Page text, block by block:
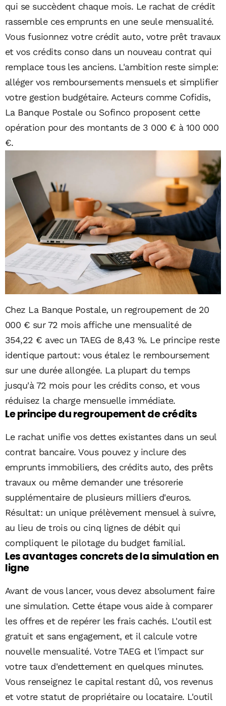
qui se succèdent chaque mois. Le rachat de crédit
rassemble ces emprunts en une seule mensualité.
Vous fusionnez votre crédit auto, votre prêt travaux
et vos crédits conso dans un nouveau contrat qui
remplace tous les anciens. L'ambition reste simple:
alléger vos remboursements mensuels et simplifier
votre gestion budgétaire. Acteurs comme Cofidis,
La Banque Postale ou Sofinco proposent cette
opération pour des montants de 3 000 € à 100 000
€.
Chez La Banque Postale, un regroupement de 20
000 € sur 72 mois affiche une mensualité de
354,22 € avec un TAEG de 8,43 %. Le principe reste
identique partout: vous étalez le remboursement
sur une durée allongée. La plupart du temps
jusqu'à 72 mois pour les crédits conso, et vous
réduisez la charge mensuelle immédiate.
Le principe du regroupement de crédits
Le rachat unifie vos dettes existantes dans un seul
contrat bancaire. Vous pouvez y inclure des
emprunts immobiliers, des crédits auto, des prêts
travaux ou même demander une trésorerie
supplémentaire de plusieurs milliers d'euros.
Résultat: un unique prélèvement mensuel à suivre,
au lieu de trois ou cinq lignes de débit qui
compliquent le pilotage du budget familial.
Les avantages concrets de la simulation en
ligne
Avant de vous lancer, vous devez absolument faire
une simulation. Cette étape vous aide à comparer
les offres et de repérer les frais cachés. L'outil est
gratuit et sans engagement, et il calcule votre
nouvelle mensualité. Votre TAEG et l'impact sur
votre taux d'endettement en quelques minutes.
Vous renseignez le capital restant dû, vos revenus
et votre statut de propriétaire ou locataire. L'outil